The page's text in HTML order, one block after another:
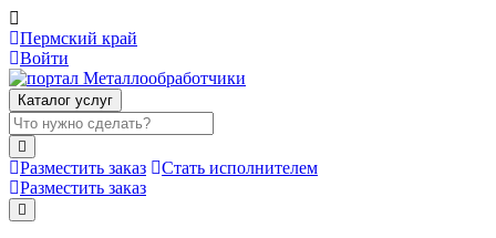
Пермский край
Войти
Каталог услуг
Разместить заказ
Стать исполнителем
Разместить заказ